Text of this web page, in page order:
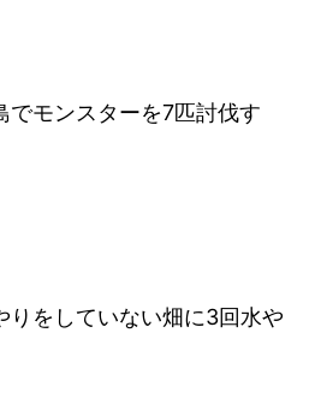
でモンスターを7匹討伐す
りをしていない畑に3回水や